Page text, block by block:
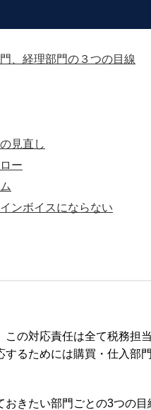
、経理部門の３つの目線
見直し
ー
ンボイスにならない
の対応責任は全て税務担
るためには購買・仕入部
きたい部門ごとの3つの